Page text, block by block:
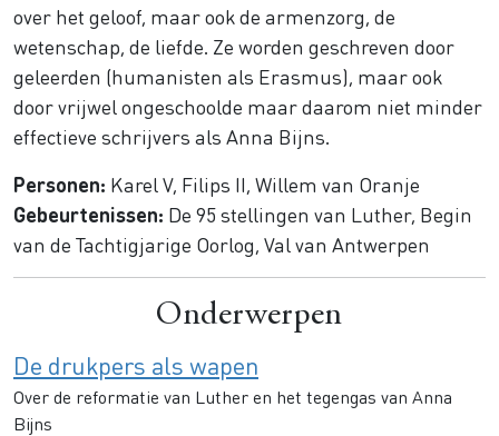
over het geloof, maar ook de armenzorg, de
wetenschap, de liefde. Ze worden geschreven door
geleerden (humanisten als Erasmus), maar ook
door vrijwel ongeschoolde maar daarom niet minder
effectieve schrijvers als Anna Bijns.
Personen: Karel V, Filips II, Willem van Oranje
Gebeurtenissen: De 95 stellingen van Luther, Begin
van de Tachtigjarige Oorlog, Val van Antwerpen
Onderwerpen
De drukpers als wapen
Over de reformatie van Luther en het tegengas van Anna
Bijns